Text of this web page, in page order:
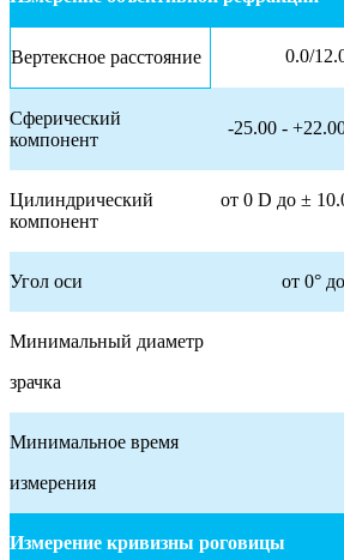
Вертексное расстояние 0.0/
Сферический
компонент
-25.00 -
Цилиндрический
компонент
от 0 D до ±
Угол оси от 0°
Минимальный диаметр
зрачка
Минимальное время
измерения
Измерение кривизны роговицы